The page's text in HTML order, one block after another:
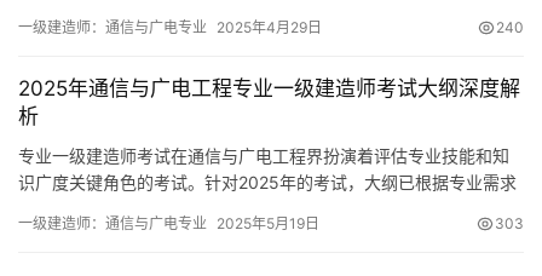
一级建造师：通信与广电专业 2025年4月29日 240
2025年通信与广电工程专业一级建造师考试大纲深度解
析
专业一级建造师考试在通信与广电工程界扮演着评估专业技能和知
识广度关键角色的考试。针对2025年的考试，大纲已根据专业需求
一级建造师：通信与广电专业 2025年5月19日 303